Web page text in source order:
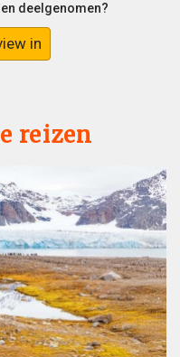
deelgenomen?
in
reizen